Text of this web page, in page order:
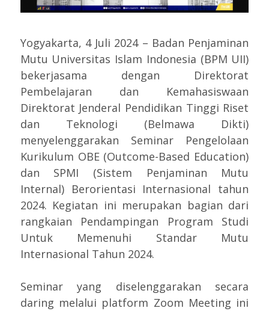
Yogyakarta, 4 Juli 2024 – Badan Penjaminan
Mutu Universitas Islam Indonesia (BPM UII)
bekerjasama dengan Direktorat
Pembelajaran dan Kemahasiswaan
Direktorat Jenderal Pendidikan Tinggi Riset
dan Teknologi (Belmawa Dikti)
menyelenggarakan Seminar Pengelolaan
Kurikulum OBE (Outcome-Based Education)
dan SPMI (Sistem Penjaminan Mutu
Internal) Berorientasi Internasional tahun
2024. Kegiatan ini merupakan bagian dari
rangkaian Pendampingan Program Studi
Untuk Memenuhi Standar Mutu
Internasional Tahun 2024.
Seminar yang diselenggarakan secara
daring melalui platform Zoom Meeting ini